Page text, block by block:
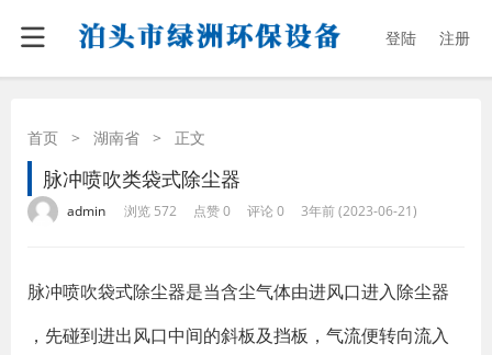
登陆 注册
首页 > 湖南省 > 正文
脉冲喷吹类袋式除尘器
admin 浏览 572 点赞 0 评论 0 3年前 (2023-06-21)
脉冲喷吹袋式除尘器是当含尘气体由进风口进入除尘器
，先碰到进出风口中间的斜板及挡板，气流便转向流入